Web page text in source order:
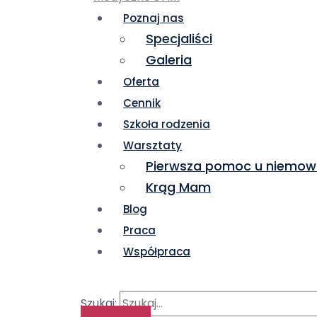
Poznaj nas
Specjaliści
Galeria
Oferta
Cennik
Szkoła rodzenia
Warsztaty
Pierwsza pomoc u
Krąg Mam
Blog
Praca
Współpraca
Szukaj: